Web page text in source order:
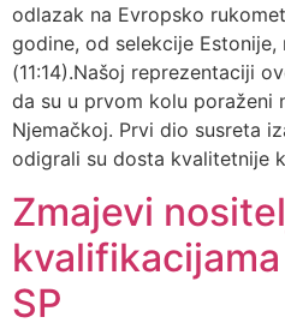
odlazak na Evropsko
godine, od selekcije Estonije,
(11:14).Našoj reprezentaciji
da su u prvom kolu poraženi
Njemačkoj. Prvi dio susreta
odigrali su dosta kvalitetnije
Zmajevi
SP